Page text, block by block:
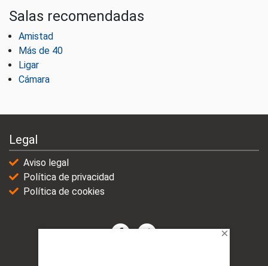
Salas recomendadas
Amistad
Más de 40
Ligar
Cámara
Legal
Aviso legal
Política de privacidad
Política de cookies